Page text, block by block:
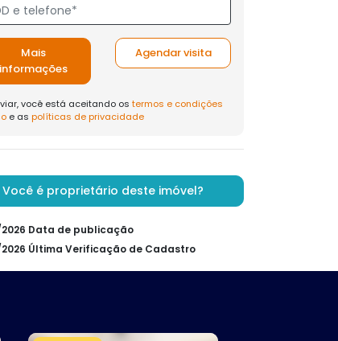
Mais
informações
Agendar visita
você está aceitando os termos e condições
e as políticas de privacidade
Você é proprietário deste imóvel?
2026 Data de publicação
2026 Última Verificação de Cadastro